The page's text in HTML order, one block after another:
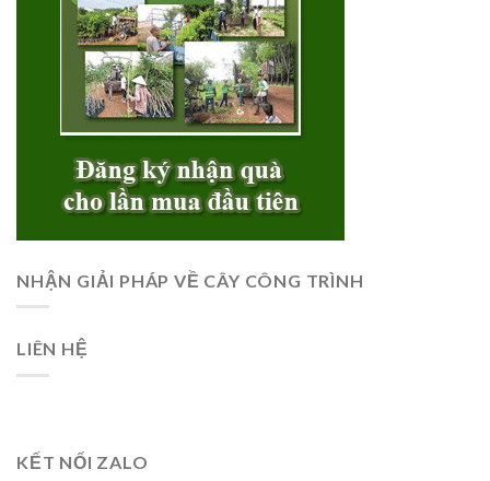
NHẬN GIẢI PHÁP VỀ CÂY CÔNG TRÌNH
LIÊN HỆ
KẾT NỐI ZALO